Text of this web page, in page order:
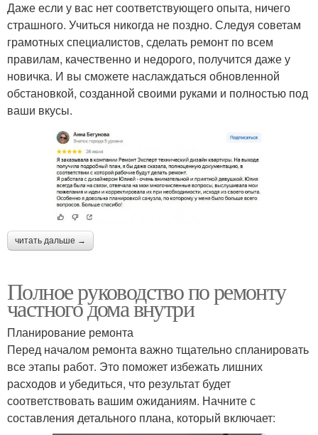
Даже если у вас нет соответствующего опыта, ничего
страшного. Учиться никогда не поздно. Следуя советам
грамотных специалистов, сделать ремонт по всем
правилам, качественно и недорого, получится даже у
новичка. И вы сможете наслаждаться обновленной
обстановкой, созданной своими руками и полностью под
ваши вкусы.
читать дальше →
Полное руководство по ремонту
частного дома внутри
Планирование ремонта
Перед началом ремонта важно тщательно спланировать
все этапы работ. Это поможет избежать лишних
расходов и убедиться, что результат будет
соответствовать вашим ожиданиям. Начните с
составления детального плана, который включает: